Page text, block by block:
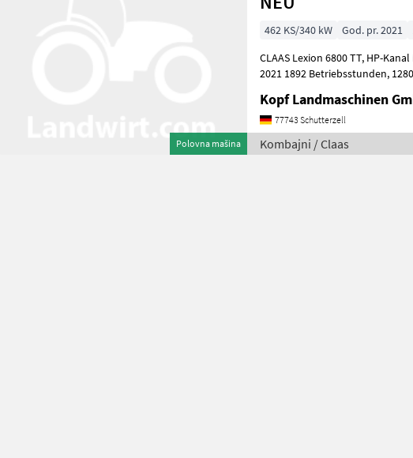
Polovna mašina
462 KS/340 kW God. pr. 2021
CLAAS Lexion 6800 TT, HP-Kanal Motor NEU!(Int-Nr.: 15223) Baujahr
2021 1892 Betriebsstunden, 1280 Trommelstunden, 881 eff. Stunden,
Kopf Landmaschinen
77743 Schutterzell
Kombajni / Claas